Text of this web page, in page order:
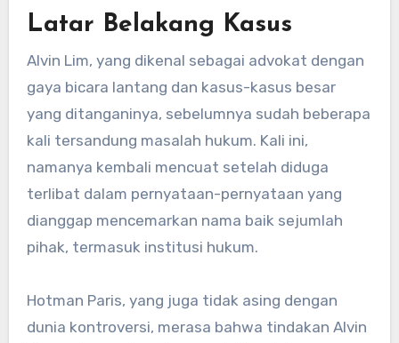
Latar Belakang Kasus
Alvin Lim, yang dikenal sebagai advokat dengan
gaya bicara lantang dan kasus-kasus besar
yang ditanganinya, sebelumnya sudah beberapa
kali tersandung masalah hukum. Kali ini,
namanya kembali mencuat setelah diduga
terlibat dalam pernyataan-pernyataan yang
dianggap mencemarkan nama baik sejumlah
pihak, termasuk institusi hukum.
Hotman Paris, yang juga tidak asing dengan
dunia kontroversi, merasa bahwa tindakan Alvin